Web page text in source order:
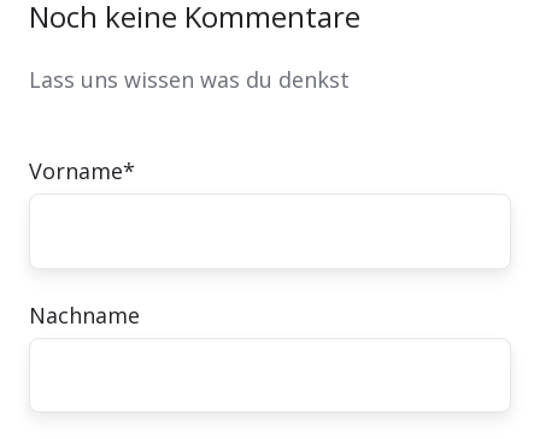
Noch keine Kommentare
Lass uns wissen was du denkst
Vorname*
Nachname